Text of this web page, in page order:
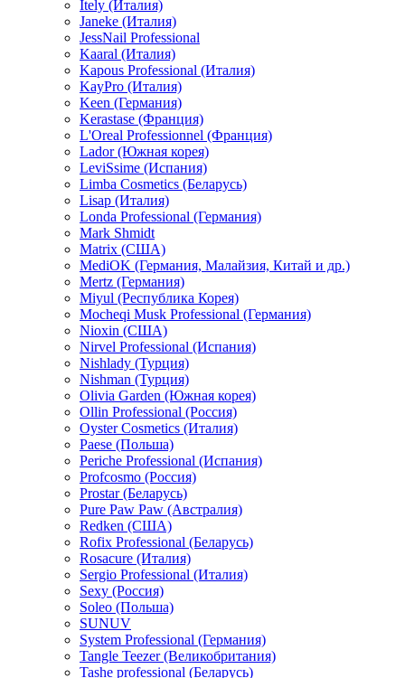
Itely (Италия)
Janeke (Италия)
JessNail Professional
Kaaral (Италия)
Kapous Professional (Италия)
KayPro (Италия)
Keen (Германия)
Kerastase (Франция)
L'Oreal Professionnel (Франция)
Lador (Южная корея)
LeviSsime (Испания)
Limba Cosmetics (Беларусь)
Lisap (Италия)
Londa Professional (Германия)
Mark Shmidt
Matrix (США)
MediOK (Германия, Малайзия, Китай и др.)
Mertz (Германия)
Miyul (Республика Корея)
Mocheqi Musk Professional (Германия)
Nioxin (США)
Nirvel Professional (Испания)
Nishlady (Турция)
Nishman (Турция)
Olivia Garden (Южная корея)
Ollin Professional (Россия)
Oyster Cosmetics (Италия)
Paese (Польша)
Periche Professional (Испания)
Profcosmo (Россия)
Prostar (Беларусь)
Pure Paw Paw (Австралия)
Redken (США)
Rofix Professional (Беларусь)
Rosacure (Италия)
Sergio Professional (Италия)
Sexy (Россия)
Soleo (Польша)
SUNUV
System Professional (Германия)
Tangle Teezer (Великобритания)
Tashe professional (Беларусь)